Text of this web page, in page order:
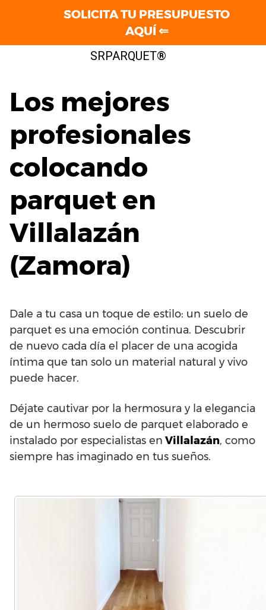
SRPARQUET®
Los mejores
profesionales
colocando
parquet en
Villalazán
(Zamora)
Dale a tu casa un toque de estilo: un suelo de
parquet es una emoción continua. Descubrir
de nuevo cada día el placer de una acogida
íntima que tan solo un material natural y vivo
puede hacer.
Déjate cautivar por la hermosura y la elegancia
de un hermoso suelo de parquet elaborado e
instalado por especialistas en Villalazán, como
siempre has imaginado en tus sueños.
SOLICITA TU PRESUPUESTO
AQUÍ ⇐